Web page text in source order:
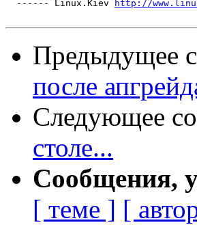
  ------ Linux.Kiev
http://
Предыдущее
после
Следующее
столе...
Сообщения,
[ теме ] [